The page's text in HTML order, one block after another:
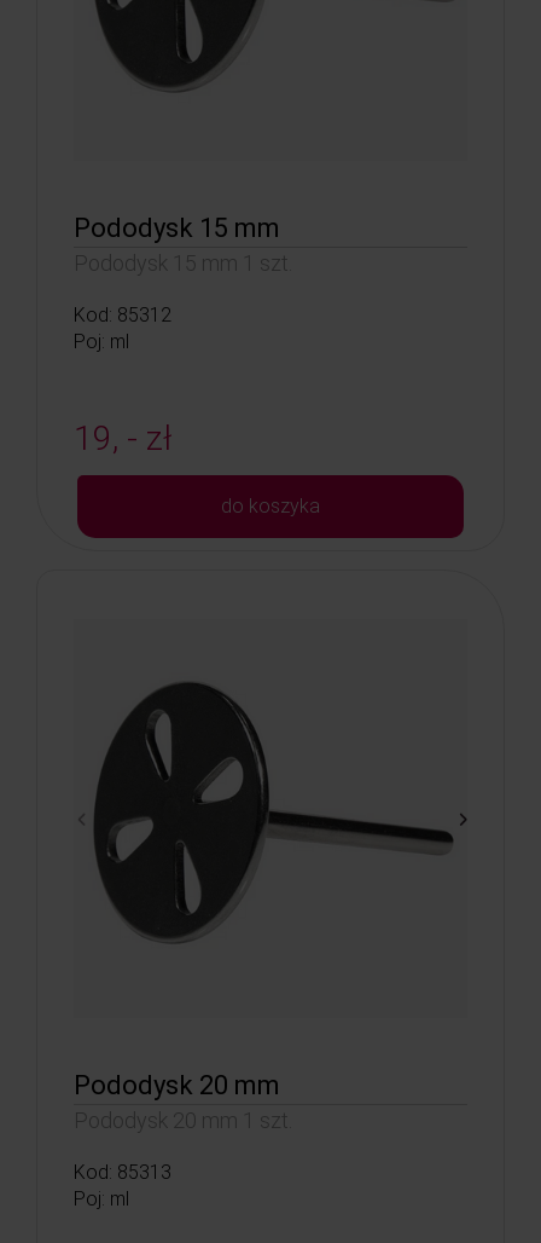
Pododysk 15 mm
Pododysk 15 mm 1 szt.
Kod: 85312
Poj: ml
19, - zł
do koszyka
Pododysk 20 mm
Pododysk 20 mm 1 szt.
Kod: 85313
Poj: ml